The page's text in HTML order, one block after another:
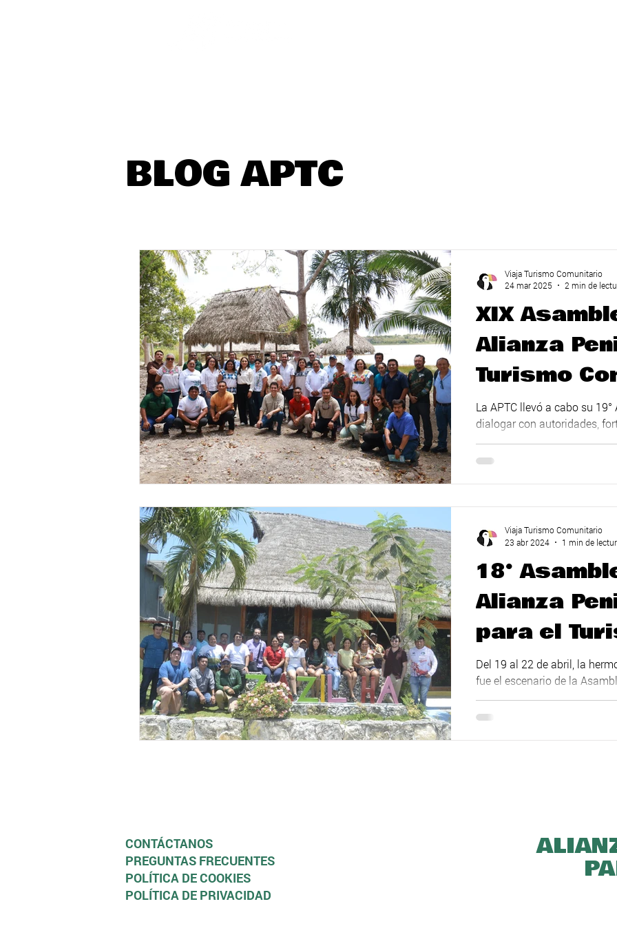
BLOG APTC
XIX
Alianza
Turismo
Un
Impulsar
Base
La APTC llevó a cabo su
dialogar con autoridades,
Viaja Turismo Comunitario
24 mar 2025
2 min de
18°
Alianza
para el
Del 19 al 22 de abril, la
fue el escenario de la
Peninsular para el Turismo
Viaja Turismo Comunitario
23 abr 2024
1 min de
CONTÁCTANOS
PREGUNTAS FRECUENTES
POLÍTICA DE COOKIES
POLÍTICA DE PRIVACIDAD